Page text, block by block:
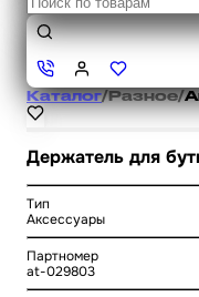
Каталог/Разное/
Держатель для
Тип
Аксессуары
Партномер
at-029803